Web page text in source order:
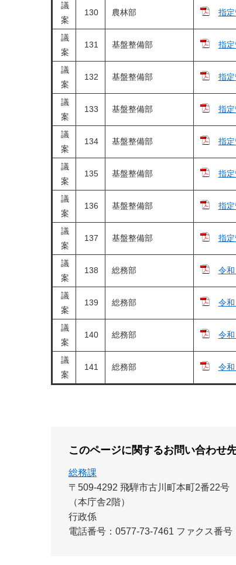
議
案
130 農林部 指
議
案
131 基盤整備部 指
議
案
132 基盤整備部 指
議
案
133 基盤整備部 指定
議
案
134 基盤整備部 指定
議
案
135 基盤整備部 指
議
案
136 基盤整備部 指
議
案
137 基盤整備部 指
議
案
138 総務部 令
議
案
139 総務部 令
議
案
140 総務部 令
議
案
141 総務部 令
このページに関するお問い合わせ
総務課
〒509-4292 飛騨市古川町本町2番22号
（本庁舎2階）
行政係
電話番号：0577-73-7461 ファクス番号